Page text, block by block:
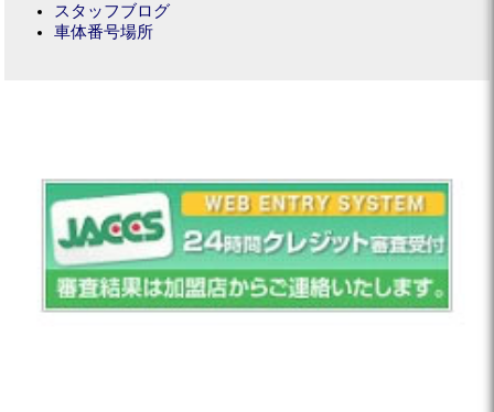
スタッフブログ
車体番号場所